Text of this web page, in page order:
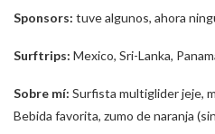
Sponsors: tuve algunos, ahora
Surftrips: Mexico, Sri-Lanka,
Sobre mí: Surfista multiglider jeje,
Bebida favorita, zumo de naranja